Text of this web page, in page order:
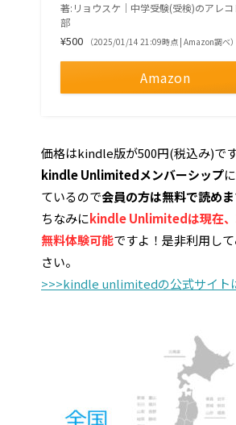
著:リョウスケ｜中学受験(受検)のアレコ
部
¥500 （2025/01/14 21:09時点 | Amazon調べ）
Amazon
価格はkindle版が500円(税込み)です
kindle Unlimitedメンバーシップ
ているので会員の方は無料で読めま
ちなみにkindle Unlimitedは現在
無料体験可能ですよ！是非利用し
さい。
>>>kindle unlimitedの公式サイト